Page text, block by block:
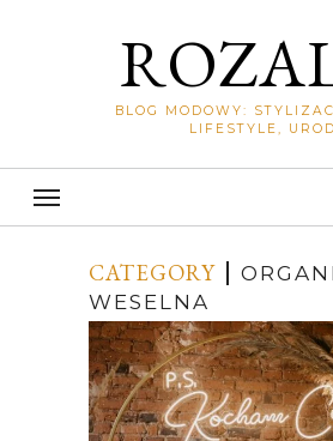
BLOG MODOWY:
LIFESTYLE,
CATEGORY
WESELNA